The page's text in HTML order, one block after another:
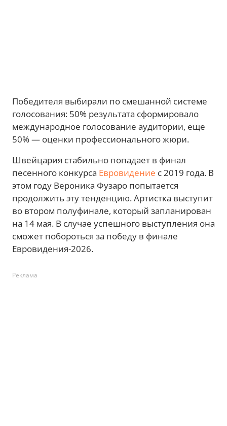
Победителя выбирали по смешанной системе
голосования: 50% результата сформировало
международное голосование аудитории, еще
50% — оценки профессионального жюри.
Швейцария стабильно попадает в финал
песенного конкурса Евровидение с 2019 года. В
этом году Вероника Фузаро попытается
продолжить эту тенденцию. Артистка выступит
во втором полуфинале, который запланирован
на 14 мая. В случае успешного выступления она
сможет побороться за победу в финале
Евровидения-2026.
Реклама